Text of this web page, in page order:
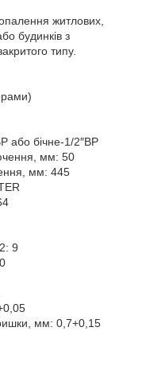
житлових,
будинків з
типу.
або бічне-1/2″ВР
мм: 50
мм: 445
9
мм: 0,7+0,15